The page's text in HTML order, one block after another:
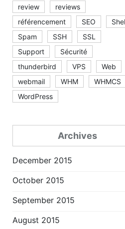
review
reviews
référencement
SEO
Spam
SSH
SSL
Support
Sécurité
thunderbird
VPS
Web
webmail
WHM
WHMCS
WordPress
Archives
December 2015
October 2015
September 2015
August 2015